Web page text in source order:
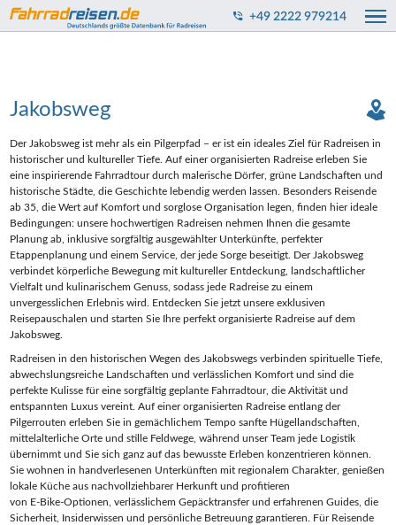
+49 2222 979214
Jakobsweg
Der Jakobsweg ist mehr als ein Pilgerpfad – er ist ein ideales Ziel für Radreisen in
historischer und kultureller Tiefe. Auf einer organisierten Radreise erleben Sie
eine inspirierende Fahrradtour durch malerische Dörfer, grüne Landschaften und
historische Städte, die Geschichte lebendig werden lassen. Besonders Reisende
ab 35, die Wert auf Komfort und sorglose Organisation legen, finden hier ideale
Bedingungen: unsere hochwertigen Radreisen nehmen Ihnen die gesamte
Planung ab, inklusive sorgfältig ausgewählter Unterkünfte, perfekter
Etappenplanung und einem Service, der jede Sorge beseitigt. Der Jakobsweg
verbindet körperliche Bewegung mit kultureller Entdeckung, landschaftlicher
Vielfalt und kulinarischem Genuss, sodass jede Radreise zu einem
unvergesslichen Erlebnis wird. Entdecken Sie jetzt unsere exklusiven
Reisepauschalen und starten Sie Ihre perfekt organisierte Radreise auf dem
Jakobsweg.
Radreisen in den historischen Wegen des Jakobswegs verbinden spirituelle Tiefe,
abwechslungsreiche Landschaften und verlässlichen Komfort und sind die
perfekte Kulisse für eine sorgfältig geplante Fahrradtour, die Aktivität und
entspannten Luxus vereint. Auf einer organisierten Radreise entlang der
Pilgerrouten erleben Sie in gemächlichem Tempo sanfte Hügellandschaften,
mittelalterliche Orte und stille Feldwege, während unser Team jede Logistik
übernimmt und Sie sich ganz auf das bewusste Erleben konzentrieren können.
Sie wohnen in handverlesenen Unterkünften mit regionalem Charakter, genießen
lokale Küche aus nachvollziehbarer Herkunft und profitieren
von E‑Bike‑Optionen, verlässlichem Gepäcktransfer und erfahrenen Guides, die
Sicherheit, Insiderwissen und persönliche Betreuung garantieren. Für Reisende